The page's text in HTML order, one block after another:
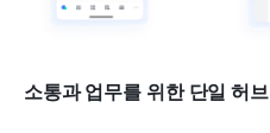
소통과 업무를 위한 단일 허브